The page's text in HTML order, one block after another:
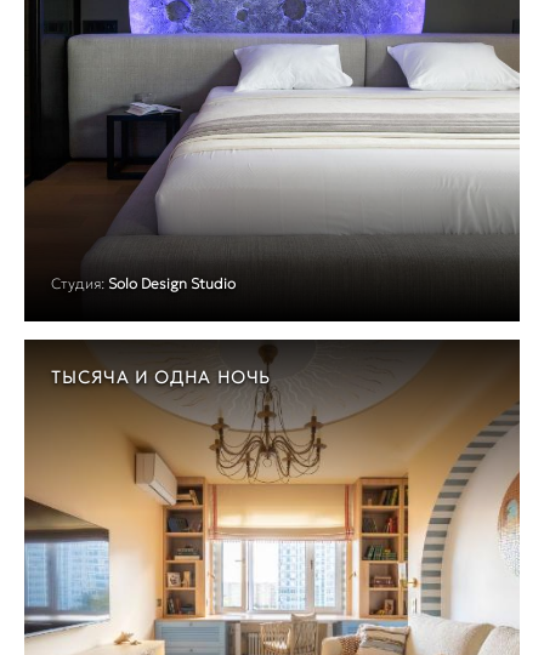
Студия: Solo Design Studio
ТЫСЯЧА И ОДНА НОЧЬ